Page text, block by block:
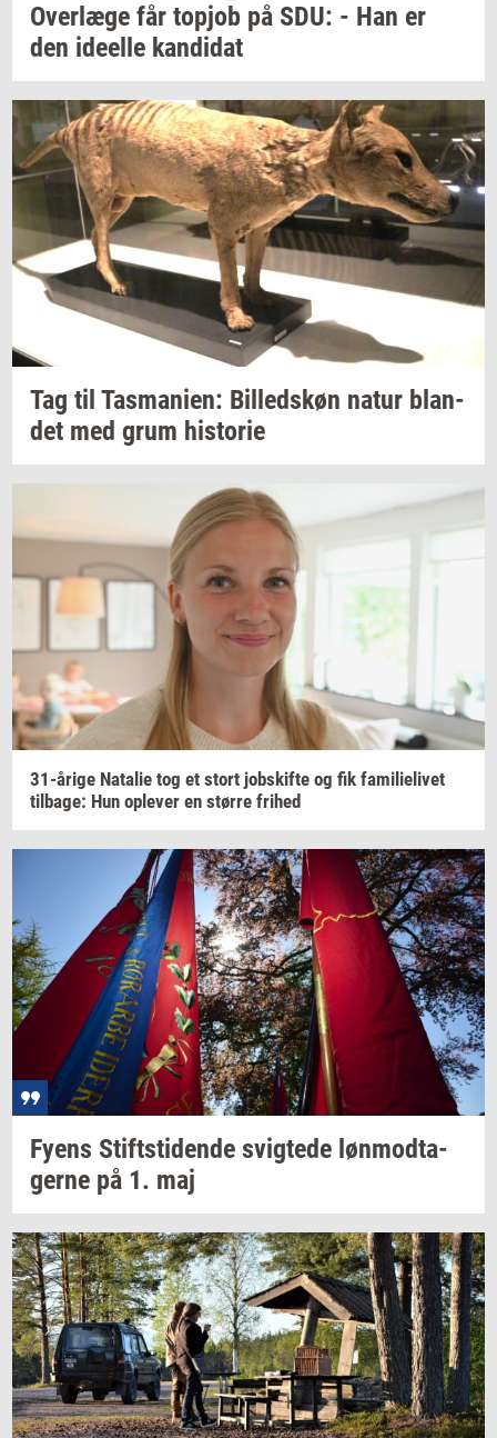
Over­læ­ge får topjob på SDU: - Han er
den ide­el­le kan­di­dat
Tag til Tas­ma­ni­en: Bil­leds­køn natur blan­
det med grum hi­sto­rie
31-​årige Na­ta­lie tog et stort jobs­kif­te og fik fa­mi­li­e­li­vet
til­ba­ge: Hun op­le­ver en stør­re fri­hed
Fyens Stift­s­ti­den­de svig­te­de løn­mod­ta­
ger­ne på 1. maj